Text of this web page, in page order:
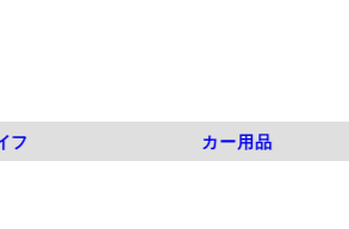
フ カー用品